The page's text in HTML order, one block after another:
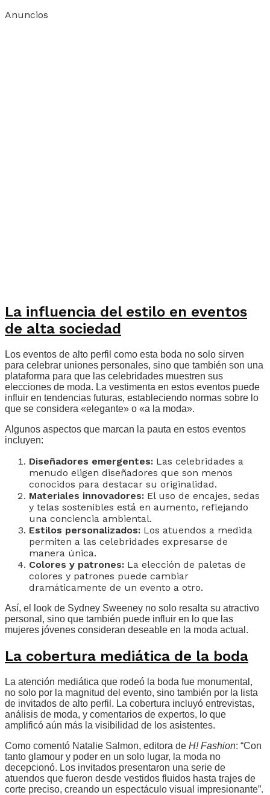
Anuncios
La influencia del estilo en eventos
de alta sociedad
Los eventos de alto perfil como esta boda no solo sirven
para celebrar uniones personales, sino que también son una
plataforma para que las celebridades muestren sus
elecciones de moda. La vestimenta en estos eventos puede
influir en tendencias futuras, estableciendo normas sobre lo
que se considera «elegante» o «a la moda».
Algunos aspectos que marcan la pauta en estos eventos
incluyen:
Diseñadores emergentes: Las celebridades a
menudo eligen diseñadores que son menos
conocidos para destacar su originalidad.
Materiales innovadores: El uso de encajes, sedas
y telas sostenibles está en aumento, reflejando
una conciencia ambiental.
Estilos personalizados: Los atuendos a medida
permiten a las celebridades expresarse de
manera única.
Colores y patrones: La elección de paletas de
colores y patrones puede cambiar
dramáticamente de un evento a otro.
Así, el look de Sydney Sweeney no solo resalta su atractivo
personal, sino que también puede influir en lo que las
mujeres jóvenes consideran deseable en la moda actual.
La cobertura mediática de la boda
La atención mediática que rodeó la boda fue monumental,
no solo por la magnitud del evento, sino también por la lista
de invitados de alto perfil. La cobertura incluyó entrevistas,
análisis de moda, y comentarios de expertos, lo que
amplificó aún más la visibilidad de los asistentes.
Como comentó Natalie Salmon, editora de H! Fashion: “Con
tanto glamour y poder en un solo lugar, la moda no
decepcionó. Los invitados presentaron una serie de
atuendos que fueron desde vestidos fluidos hasta trajes de
corte preciso, creando un espectáculo visual impresionante”.